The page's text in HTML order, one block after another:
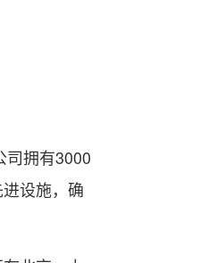
拥有3000
设施，确